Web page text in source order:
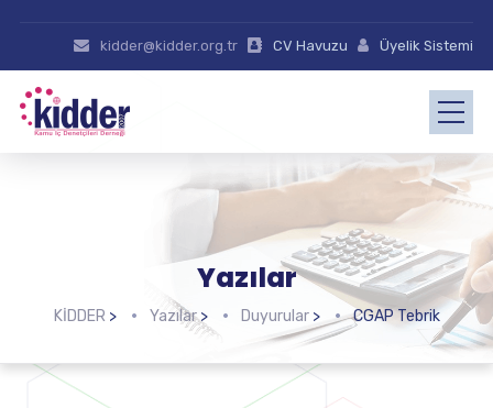
kidder@kidder.org.tr CV Havuzu Üyelik Sistemi
Yazılar
KİDDER > Yazılar> Duyurular> CGAP Tebrik